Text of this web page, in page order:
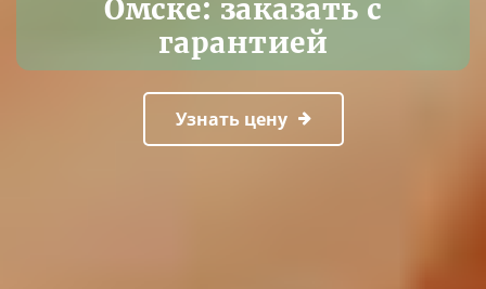
Омске: заказать с
гарантией
Узнать цену